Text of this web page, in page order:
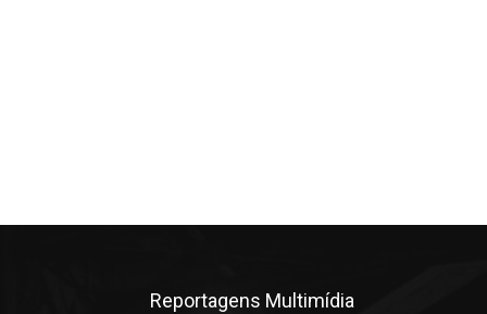
Reportagens Multimídia